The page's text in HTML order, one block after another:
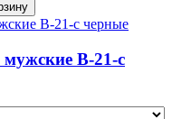
мужские В-21-с